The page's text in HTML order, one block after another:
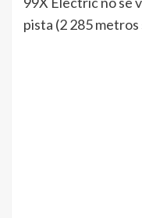
pista (2 285